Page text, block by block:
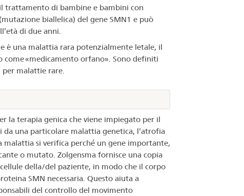
trattamento di bambine e bambini con
biallelica) del gene SMN1 e può
di due anni.
è una malattia rara potenzialmente letale, il
«medicamento orfano». Sono definiti
malattie rare.
la terapia genica che viene impiegato per il
una particolare malattia genetica, l’atrofia
malattia si verifica perché un gene importante,
o mutato. Zolgensma fornisce una copia
della/del paziente, in modo che il corpo
SMN necessaria. Questo aiuta a
del controllo del movimento